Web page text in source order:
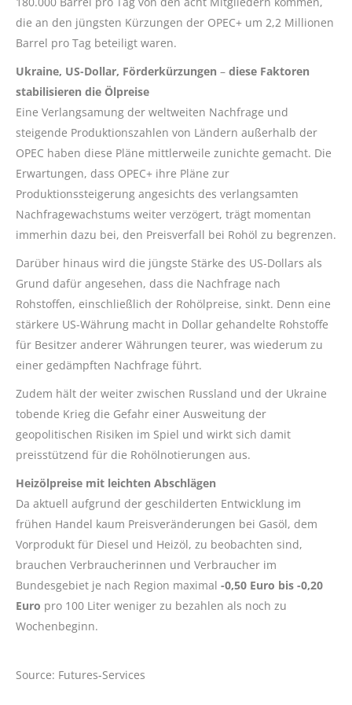
die an den jüngsten Kürzungen der OPEC+ um 2,2 Millionen
Barrel pro Tag beteiligt waren.
Ukraine, US-Dollar, Förderkürzungen – diese Faktoren
stabilisieren die Ölpreise
Eine Verlangsamung der weltweiten Nachfrage und
steigende Produktionszahlen von Ländern außerhalb der
OPEC haben diese Pläne mittlerweile zunichte gemacht. Die
Erwartungen, dass OPEC+ ihre Pläne zur
Produktionssteigerung angesichts des verlangsamten
Nachfragewachstums weiter verzögert, trägt momentan
immerhin dazu bei, den Preisverfall bei Rohöl zu begrenzen.
Darüber hinaus wird die jüngste Stärke des US-Dollars als
Grund dafür angesehen, dass die Nachfrage nach
Rohstoffen, einschließlich der Rohölpreise, sinkt. Denn eine
stärkere US-Währung macht in Dollar gehandelte Rohstoffe
für Besitzer anderer Währungen teurer, was wiederum zu
einer gedämpften Nachfrage führt.
Zudem hält der weiter zwischen Russland und der Ukraine
tobende Krieg die Gefahr einer Ausweitung der
geopolitischen Risiken im Spiel und wirkt sich damit
preisstützend für die Rohölnotierungen aus.
Heizölpreise mit leichten Abschlägen
Da aktuell aufgrund der geschilderten Entwicklung im
frühen Handel kaum Preisveränderungen bei Gasöl, dem
Vorprodukt für Diesel und Heizöl, zu beobachten sind,
brauchen Verbraucherinnen und Verbraucher im
Bundesgebiet je nach Region maximal -0,50 Euro bis -0,20
Euro pro 100 Liter weniger zu bezahlen als noch zu
Wochenbeginn.
Source: Futures-Services